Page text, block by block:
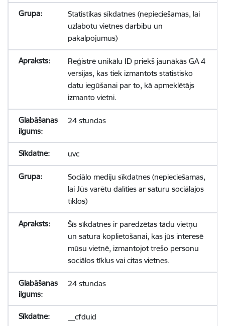
Statistikas sīkdatnes (nepieciešamas, lai
uzlabotu vietnes darbību un
pakalpojumus)
Reģistrē unikālu ID priekš jaunākās GA 4
versijas, kas tiek izmantots statistisko
datu iegūšanai par to, kā apmeklētājs
izmanto vietni.
24 stundas
uvc
Sociālo mediju sīkdatnes (nepieciešamas,
lai Jūs varētu dalīties ar saturu sociālajos
tīklos)
Šīs sīkdatnes ir paredzētas tādu vietņu
un satura koplietošanai, kas jūs interesē
mūsu vietnē, izmantojot trešo personu
sociālos tīklus vai citas vietnes.
24 stundas
__cfduid